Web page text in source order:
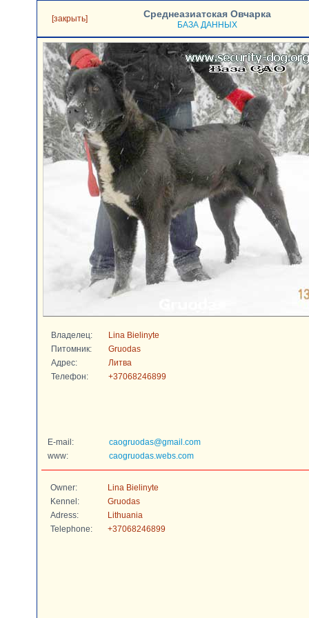
[закрыть] Среднеазиатская Овчарка
БАЗА ДАННЫХ
Владелец:
Lina Bielinyte
Питомник:
Gruodas
Адрес:
Литва
Телефон:
+37068246899
E-mail:
caogruodas@gmail.com
www:
caogruodas.webs.com
Owner:
Lina Bielinyte
Kennel:
Gruodas
Adress:
Lithuania
Telephone:
+37068246899